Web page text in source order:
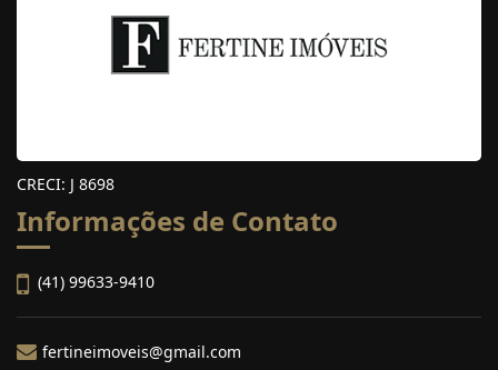
CRECI: J 8698
Informações de Contato
(41) 99633-9410
fertineimoveis@gmail.com